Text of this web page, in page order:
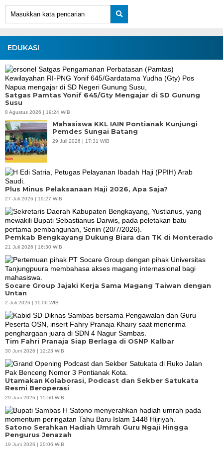
EDUKASI
Satgas Pamtas Yonif 645/Gty Mengajar di SD Gunung
Susu
8 Agustus 2026 | 19:24 WIB
Mahasiswa KKL IAIN Pontianak Kunjungi
Pemdes Sungai Batang
29 Juli 2026 | 17:31 WIB
Plus Minus Pelaksanaan Haji 2026, Apa Saja?
27 Juli 2026 | 19:27 WIB
Pemkab Bengkayang Dukung Biara dan TK di Monterado
21 Juli 2026 | 16:30 WIB
Socare Group Jajaki Kerja Sama Magang Taiwan dengan
Untan
2 Juli 2026 | 11:06 WIB
Tim Fahri Pranaja Siap Berlaga di OSNP Kalbar
30 Juni 2026 | 12:23 WIB
Utamakan Kolaborasi, Podcast dan Sekber Satukata
Resmi Beroperasi
29 Juni 2026 | 15:50 WIB
Satono Serahkan Hadiah Umrah Guru Ngaji Hingga
Pengurus Jenazah
19 Juni 2026 | 20:06 WIB